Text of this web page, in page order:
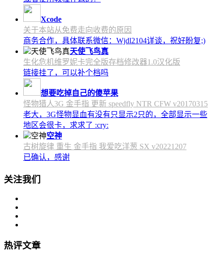
Xcode
关于本站从免费走向收费的原因
商务合作，具体联系微信：Wjdl2104详谈，祝好盼复;)
天使飞鸟真
生化危机维罗妮卡完全版存档修改器1.0汉化版
链接挂了，可以补个档吗
想要吃掉自己的傻苹果
怪物猎人3G 金手指 更新 speedfly NTR CFW v20170315
老大，3G怪物显血有没有只显示2只的，全部显示一些
地区会很卡，求求了 :cry:
空神
古树旋律 重生 金手指 我爱吃洋葱 SX v20221207
已确认，感谢
关注我们
热评文章